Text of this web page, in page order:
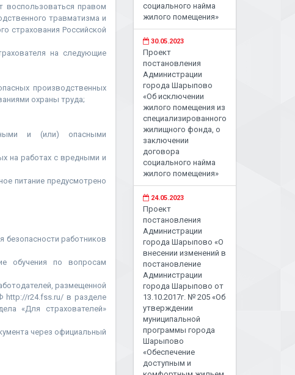
воспользоваться правом
травматизма и
страхования Российской
на следующие
производственных
охраны труда;
и (или) опасными
на работах с вредными и
питание предусмотрено
безопасности работников
обучения по вопросам
размещенной
http://r24.fss.ru/ в разделе
«Для страхователей»
через официальный
социального найма
жилого помещения»
30.05.2023
Проект
постановления
Администрации
города Шарыпово
«Об исключении
жилого помещения из
специализированного
жилищного фонда, о
заключении
договора
социального найма
жилого помещения»
24.05.2023
Проект
постановления
Администрации
города Шарыпово «О
внесении изменений в
постановление
Администрации
города Шарыпово от
13.10.2017г. № 205 «Об
утверждении
муниципальной
программы города
Шарыпово
«Обеспечение
доступным и